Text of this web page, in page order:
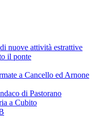
nuove attività estrattive
il ponte
a Cancello ed Arnone
di Pastorano
a Cubito